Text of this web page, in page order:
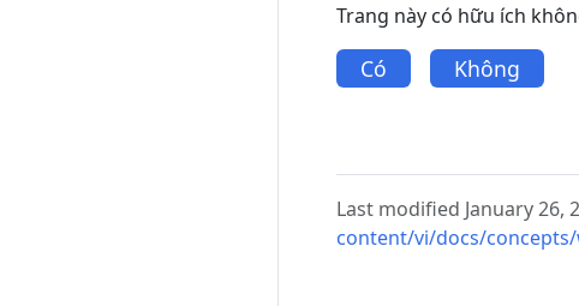
Trang này có hữu ích
Có Không
Last modified January 26,
content/vi/docs/